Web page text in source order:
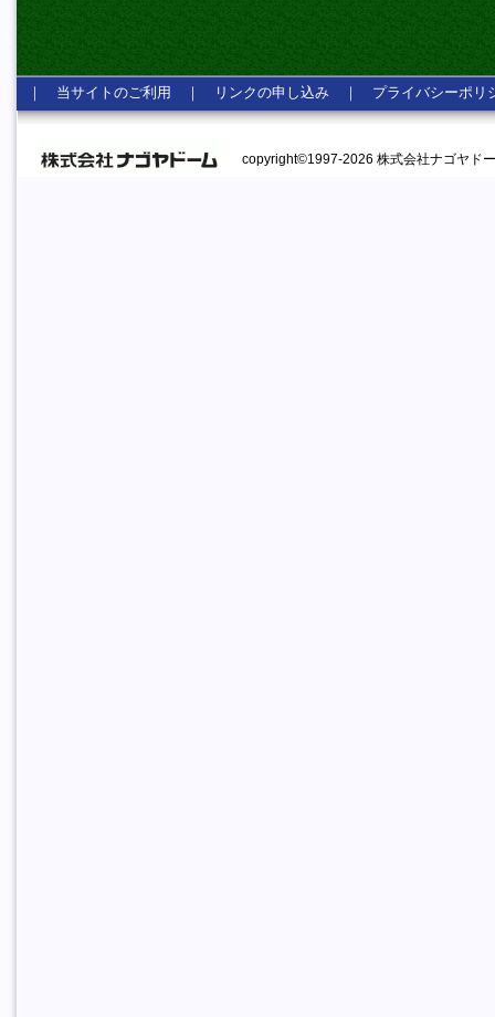
｜ 当サイトのご利用 ｜ リンクの申し込み ｜ プライバシーポリ
copyright©1997-2026 株式会社ナゴヤド